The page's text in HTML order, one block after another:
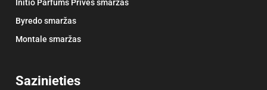
Initio Parfums Privés smaržas
Byredo smaržas
Montale smaržas
Sazinieties